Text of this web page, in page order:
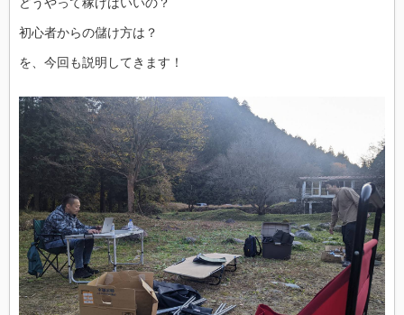
初心者からの儲け方は？
を、今回も説明してきます！